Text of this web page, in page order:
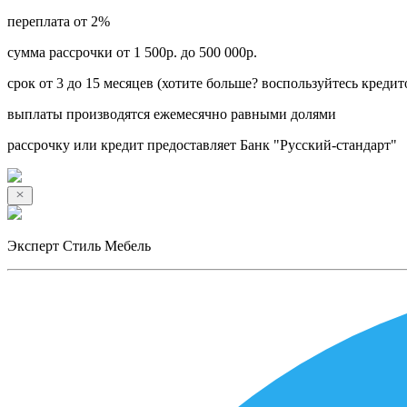
переплата от 2%
сумма рассрочки от 1 500р. до 500 000р.
срок от 3 до 15 месяцев (хотите больше? воспользуйтесь
выплаты производятся ежемесячно равными долями
рассрочку или кредит предоставляет Банк "Русский-стандарт"
Эксперт Стиль Мебель